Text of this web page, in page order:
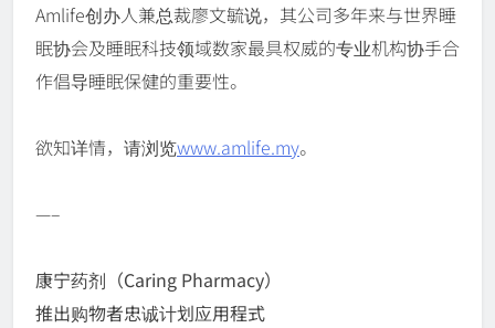
Amlife创办人兼总裁廖文毓说，其公司多年来与世界睡
眠协会及睡眠科技领域数家最具权威的专业机构协手合
作倡导睡眠保健的重要性。
欲知详情，请浏览www.amlife.my。
—–
康宁药剂（Caring Pharmacy）
推出购物者忠诚计划应用程式